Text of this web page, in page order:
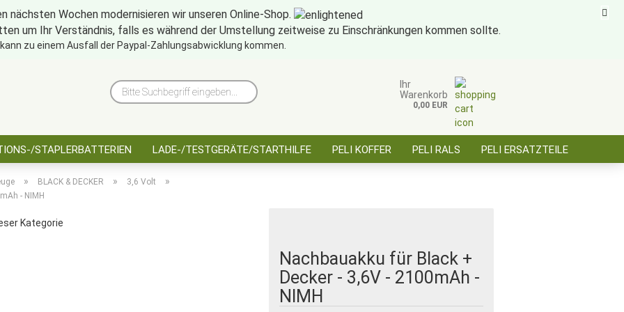
10 Jahre saarbatt Hinweise für öffentl. Auftraggeber, Behörden, BOS
Passwort
Passwort vergessen?
Bitte
Ihr
Warenkorb
0,00 EUR
nächsten Wochen modernisieren wir unseren Online-Shop.
um Ihr Verständnis, falls es während der Umstellung zeitweise zu Einschränkungen kommen sollte.
zu einem Ausfall der Paypal-Zahlungsabwicklung kommen.
STAPLERBATTERIEN LADE-/TESTGERÄTE/STARTHILFE PELI KOFFER PELI RALS PELI ERSATZTEILE
» BLACK & DECKER » 3,6 Volt »
- NIMH
Kategorie
Nachbauakku für Black +
Decker - 3,6V - 2100mAh -
NIMH